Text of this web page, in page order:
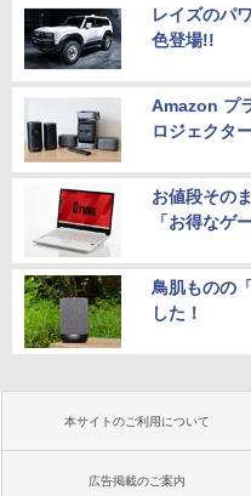
レイズのパ
色登場!!
Amazon プ
ロジェクタ
お値段その
「お得なゲ
鳥肌ものの
した！
本サイトのご利用について
広告掲載のご案内